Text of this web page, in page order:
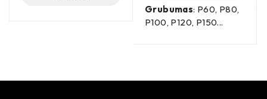
Grubumas: P60, P80,
P100, P120, P150...